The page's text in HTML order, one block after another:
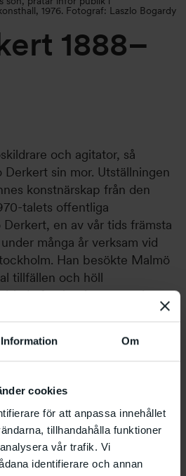
Information Om
cookies
för att anpassa innehållet
tillhandahålla funktioner
vår trafik. Vi
identifierare och annan
1976. Fotograf: Laszlo Bogardy
1888–
och agitator, så
Derkert sin mor. Utställningen
konstnärskap från den
talets offentliga
en av vår tids främsta
många år verksam vid
Han besökte Malmö
tillfällen och höll
föreläsningar om sin